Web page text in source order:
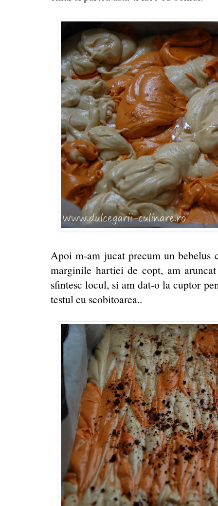
Apoi m-am jucat precum un bebelus
marginile hartiei de copt, am
sfintesc locul, si am dat-o la cuptor
testul cu scobitoarea..